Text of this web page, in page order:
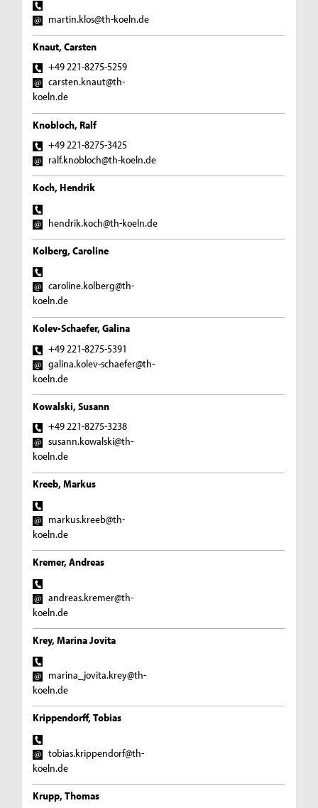
martin.klos@th-koeln.de
Knaut, Carsten
+49 221-8275-5259
carsten.knaut@th-
koeln.de
Knobloch, Ralf
+49 221-8275-3425
ralf.knobloch@th-koeln.de
Koch, Hendrik
hendrik.koch@th-koeln.de
Kolberg, Caroline
caroline.kolberg@th-
koeln.de
Kolev-Schaefer, Galina
+49 221-8275-5391
galina.kolev-schaefer@th-
koeln.de
Kowalski, Susann
+49 221-8275-3238
susann.kowalski@th-
koeln.de
Kreeb, Markus
markus.kreeb@th-
koeln.de
Kremer, Andreas
andreas.kremer@th-
koeln.de
Krey, Marina Jovita
marina_jovita.krey@th-
koeln.de
Krippendorff, Tobias
tobias.krippendorf@th-
koeln.de
Krupp, Thomas